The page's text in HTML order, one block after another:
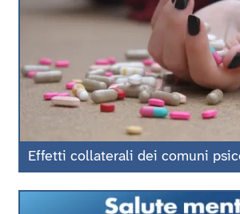
Effetti collaterali dei comuni